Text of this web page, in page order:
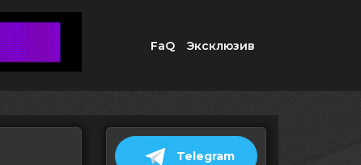
FaQ Эксклюзив
Telegram